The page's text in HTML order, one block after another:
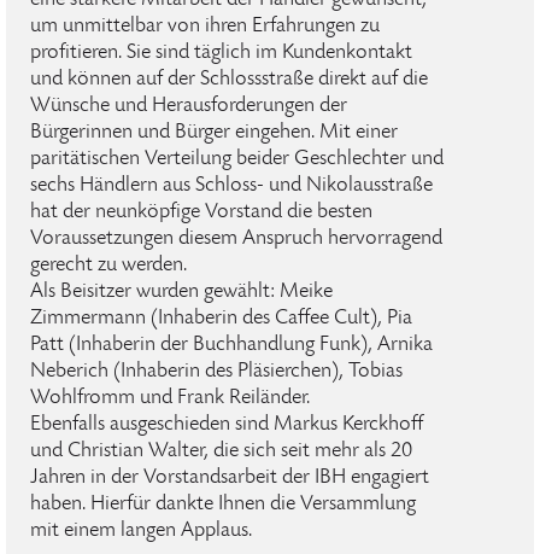
um unmittelbar von ihren Erfahrungen zu
profitieren. Sie sind täglich im Kundenkontakt
und können auf der Schlossstraße direkt auf die
Wünsche und Herausforderungen der
Bürgerinnen und Bürger eingehen. Mit einer
paritätischen Verteilung beider Geschlechter und
sechs Händlern aus Schloss- und Nikolausstraße
hat der neunköpfige Vorstand die besten
Voraussetzungen diesem Anspruch hervorragend
gerecht zu werden.
Als Beisitzer wurden gewählt: Meike
Zimmermann (Inhaberin des Caffee Cult), Pia
Patt (Inhaberin der Buchhandlung Funk), Arnika
Neberich (Inhaberin des Pläsierchen), Tobias
Wohlfromm und Frank Reiländer.
Ebenfalls ausgeschieden sind Markus Kerckhoff
und Christian Walter, die sich seit mehr als 20
Jahren in der Vorstandsarbeit der IBH engagiert
haben. Hierfür dankte Ihnen die Versammlung
mit einem langen Applaus.